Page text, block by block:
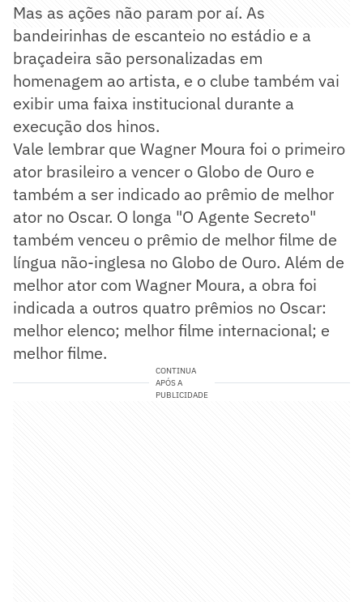
Mas as ações não param por aí. As
bandeirinhas de escanteio no estádio e a
braçadeira são personalizadas em
homenagem ao artista, e o clube também vai
exibir uma faixa institucional durante a
execução dos hinos.
Vale lembrar que Wagner Moura foi o primeiro
ator brasileiro a vencer o Globo de Ouro e
também a ser indicado ao prêmio de melhor
ator no Oscar. O longa "O Agente Secreto"
também venceu o prêmio de melhor filme de
língua não-inglesa no Globo de Ouro. Além de
melhor ator com Wagner Moura, a obra foi
indicada a outros quatro prêmios no Oscar:
melhor elenco; melhor filme internacional; e
melhor filme.
CONTINUA
APÓS A
PUBLICIDADE